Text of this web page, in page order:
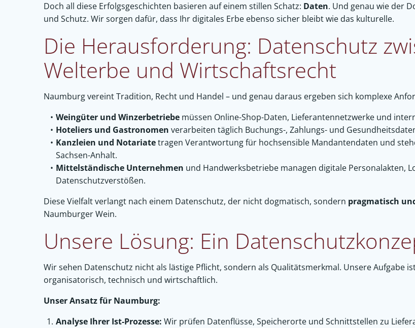
Doch all diese Erfolgsgeschichten basieren auf einem stillen Schatz: Daten. Und genau wie der
und Schutz. Wir sorgen dafür, dass Ihr digitales Erbe ebenso sicher bleibt wie das kulturelle.
Die Herausforderung: Datenschutz
Welterbe und Wirtschaftsrecht
Naumburg vereint Tradition, Recht und Handel – und genau daraus ergeben sich komplexe
Weingüter und Winzerbetriebemüssen Online-Shop-Daten, Lieferantennetzwerke und
Hoteliers und Gastronomen verarbeiten täglich Buchungs-, Zahlungs- und
Kanzleien und Notariatetragen Verantwortung für hochsensible Mandantendaten und
Sachsen-Anhalt.
Mittelständische Unternehmen und Handwerksbetriebe managen digitale Personalakten,
Datenschutzverstößen.
Diese Vielfalt verlangt nach einem Datenschutz, der nicht dogmatisch, sondern pragmatisch
Naumburger Wein.
Unsere Lösung: Ein
Wir sehen Datenschutz nicht als lästige Pflicht, sondern als Qualitätsmerkmal. Unsere Aufgabe
organisatorisch, technisch und wirtschaftlich.
Unser Ansatz für Naumburg:
Analyse Ihrer Ist-Prozesse: Wir prüfen Datenflüsse, Speicherorte und Schnittstellen zu